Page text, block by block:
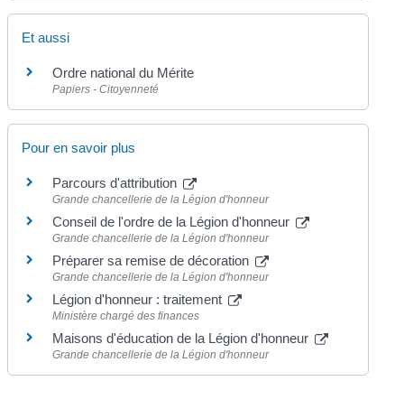
Et aussi
Ordre national du Mérite
Papiers - Citoyenneté
Pour en savoir plus
Parcours d'attribution
Grande chancellerie de la Légion d'honneur
Conseil de l'ordre de la Légion d'honneur
Grande chancellerie de la Légion d'honneur
Préparer sa remise de décoration
Grande chancellerie de la Légion d'honneur
Légion d'honneur : traitement
Ministère chargé des finances
Maisons d'éducation de la Légion d'honneur
Grande chancellerie de la Légion d'honneur